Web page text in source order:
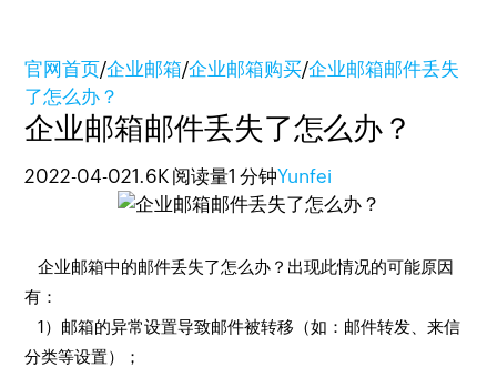
官网首页/企业邮箱/企业邮箱购买/企业邮箱邮件丢失
了怎么办？
企业邮箱邮件丢失了怎么办？
2022-04-021.6K 阅读量1 分钟Yunfei
企业邮箱中的邮件丢失了怎么办？出现此情况的可能原因
有：
1）邮箱的异常设置导致邮件被转移（如：邮件转发、来信
分类等设置）；